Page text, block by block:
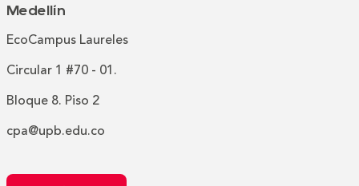
Medellín
EcoCampus Laureles
Circular 1 #70 - 01.
Bloque 8. Piso 2
cpa@upb.edu.co